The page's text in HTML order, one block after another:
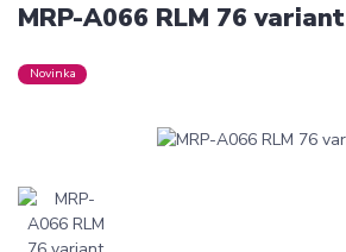
MRP-A066 RLM 76 variant
Novinka